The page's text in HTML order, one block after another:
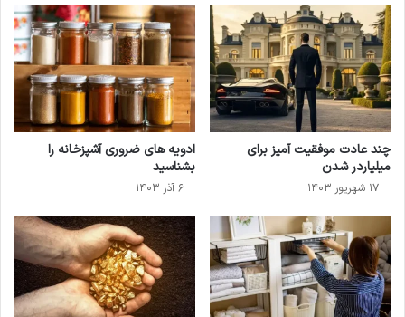
چند عادت موفقیت ‌آمیز برای
میلیاردر شدن
۱۷ شهریور ۱۴۰۳
ادویه های ضروری آشپزخانه را
بشناسید
۶ آذر ۱۴۰۳